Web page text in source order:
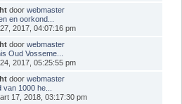
doorwebmaster
en oorkond...
2017, 04:07:16 pm
doorwebmaster
Oud Vosseme...
2017, 05:25:55 pm
doorwebmaster
van 1000 he...
17, 2018, 03:17:30 pm